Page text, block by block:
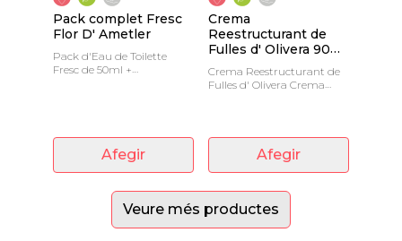
Pack complet Fresc
Flor D' Ametler
Pack d'Eau de Toilette
Fresc de 50ml +
Afegir
Crema
Reestructurant de
Fulles d' Olivera 90
Crema Reestructurant de
Fulles d' Olivera Crema
Afegir
Veure més productes